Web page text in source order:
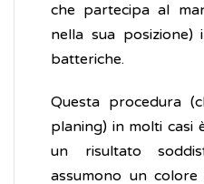
che partecipa al
nella sua posizione)
batteriche.
Questa procedura
planing) in molti casi
un risultato
assumono un